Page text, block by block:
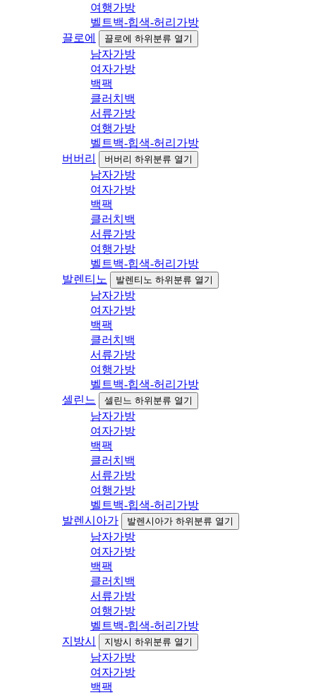
여행가방
벨트백-힙색-허리가방
끌로에
끌로에 하위분류 열기
남자가방
여자가방
백팩
클러치백
서류가방
여행가방
벨트백-힙색-허리가방
버버리
버버리 하위분류 열기
남자가방
여자가방
백팩
클러치백
서류가방
여행가방
벨트백-힙색-허리가방
발렌티노
발렌티노 하위분류 열기
남자가방
여자가방
백팩
클러치백
서류가방
여행가방
벨트백-힙색-허리가방
셀린느
셀린느 하위분류 열기
남자가방
여자가방
백팩
클러치백
서류가방
여행가방
벨트백-힙색-허리가방
발렌시아가
발렌시아가 하위분류 열기
남자가방
여자가방
백팩
클러치백
서류가방
여행가방
벨트백-힙색-허리가방
지방시
지방시 하위분류 열기
남자가방
여자가방
백팩